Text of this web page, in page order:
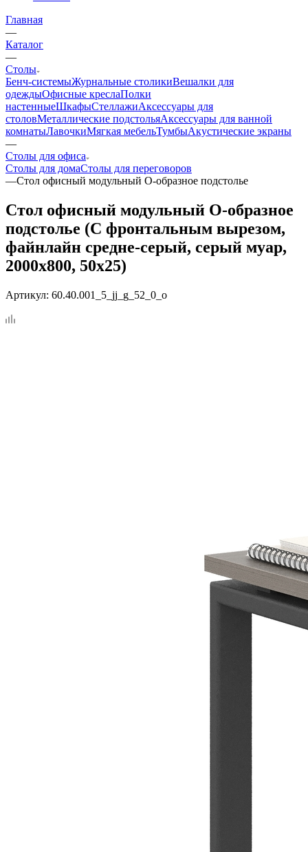
Главная
—
Каталог
—
Столы
Бенч-системыЖурнальные столикиВешалки для
одеждыОфисные креслаПолки
настенныеШкафыСтеллажиАксессуары для
столовМеталлические подстольяАксессуары для ванной
комнатыЛавочкиМягкая мебельТумбыАкустические экраны
—
Столы для офиса
Столы для домаСтолы для переговоров
—Стол офисный модульный О-образное подстолье
Стол офисный модульный О-образное
подстолье (С фронтальным вырезом,
файнлайн средне-серый, серый муар,
2000x800, 50x25)
Артикул: 60.40.001_5_jj_g_52_0_o